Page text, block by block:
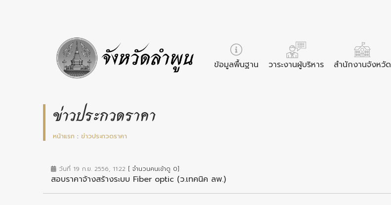
ข้อมูลพื้นฐาน วาระงานผู้บริหาร สำนักงานจังหวัด
ข่าวประกวดราคา
หน้าแรก : ข่าวประกวดราคา
วันที่ 19 ก.ย. 2556, 11:22 [ จำนวนคนเข้าดู 0]
สอบราคาจ้างสร้างระบบ Fiber optic (ว.เทคนิค ลพ.)